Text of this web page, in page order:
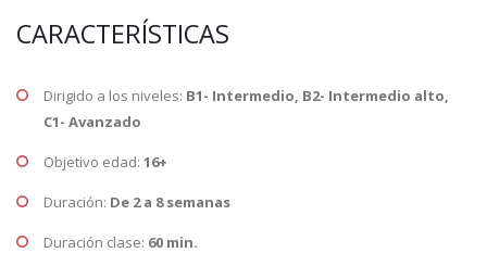
CARACTERÍSTICAS
Dirigido a los niveles: B1- Intermedio, B2- Intermedio alto,
C1- Avanzado
Objetivo edad: 16+
Duración: De 2 a 8 semanas
Duración clase: 60 min.